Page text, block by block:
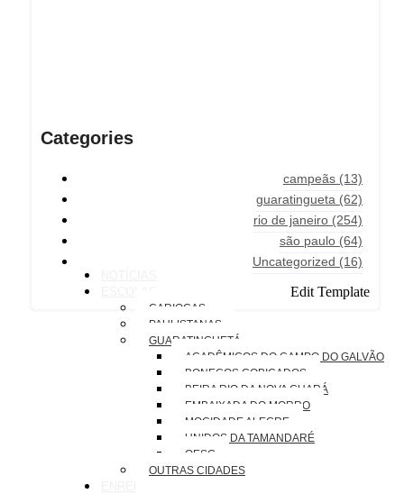
Categories
campeãs (13)
guaratingueta (62)
rio de janeiro (254)
são paulo (64)
Uncategorized (16)
Edit Template
CARIOCAS
PAULISTANAS
GUARATINGUETÁ
ACADÊMICOS DO CAMPO DO GALVÃO
BONECOS COBIÇADOS
BEIRA RIO DA NOVA GUARÁ
EMBAIXADA DO MORRO
MOCIDADE ALEGRE
UNIDOS DA TAMANDARÉ
OESG
OUTRAS CIDADES